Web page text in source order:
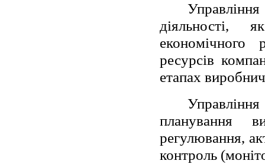
діяльності,
економічного
ресурсів
етапах
планування
регулювання,
контроль